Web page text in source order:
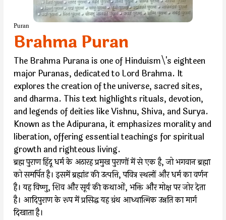
Puran
Brahma Puran
The Brahma Purana is one of Hinduism\'s eighteen
major Puranas, dedicated to Lord Brahma. It
explores the creation of the universe, sacred sites,
and dharma. This text highlights rituals, devotion,
and legends of deities like Vishnu, Shiva, and Surya.
Known as the Adipurana, it emphasizes morality and
liberation, offering essential teachings for spiritual
growth and righteous living.
ब्रह्म पुराण हिंदू धर्म के अठारह प्रमुख पुराणों में से एक है, जो भगवान ब्रह्मा
को समर्पित है। इसमें ब्रह्मांड की उत्पत्ति, पवित्र स्थलों और धर्म का वर्णन
है। यह विष्णु, शिव और सूर्य की कथाओं, भक्ति और मोक्ष पर जोर देता
है। आदिपुराण के रूप में प्रसिद्ध यह ग्रंथ आध्यात्मिक उन्नति का मार्ग
दिखाता है।